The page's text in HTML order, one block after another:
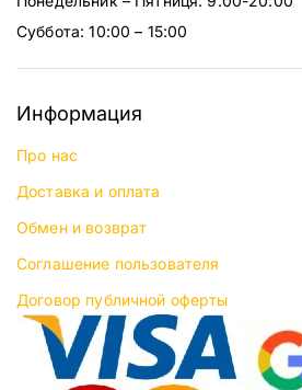
Суббота: 10:00 – 15:00
Информация
Про нас
Доставка и оплата
Обмен и возврат
Соглашение пользователя
Договор публичной оферты